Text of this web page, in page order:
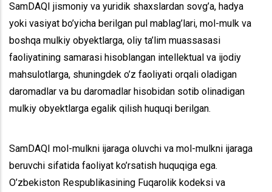
SamDAQI jismoniy va yuridik shaxslardan sovg’a, hadya
yoki vasiyat bo’yicha berilgan pul mablag’lari, mol-mulk va
boshqa mulkiy obyektlarga, oliy ta’lim muassasasi
faoliyatining samarasi hisoblangan intellektual va ijodiy
mahsulotlarga, shuningdek o’z faoliyati orqali oladigan
daromadlar va bu daromadlar hisobidan sotib olinadigan
mulkiy obyektlarga egalik qilish huquqi berilgan.
SamDAQI mol-mulkni ijaraga oluvchi va mol-mulkni ijaraga
beruvchi sifatida faoliyat ko’rsatish huquqiga ega.
O’zbekiston Respublikasining Fuqarolik kodeksi va